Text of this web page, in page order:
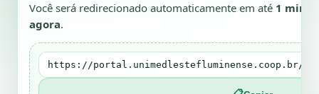
Você será redirecionado automaticamente em até 1
agora.
https://portal.unimedlestefluminense.coop.br/